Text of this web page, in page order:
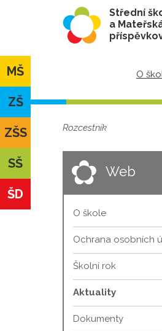
Střední
a
O
MŠ
ZŠ
ZŠS
SŠ
ŠD
Rozcestník
Web
O škole
Ochrana osobních
Školní rok
Aktuality
Dokumenty